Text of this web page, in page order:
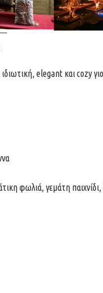
elegant και cozy
φωλιά, γεμάτη